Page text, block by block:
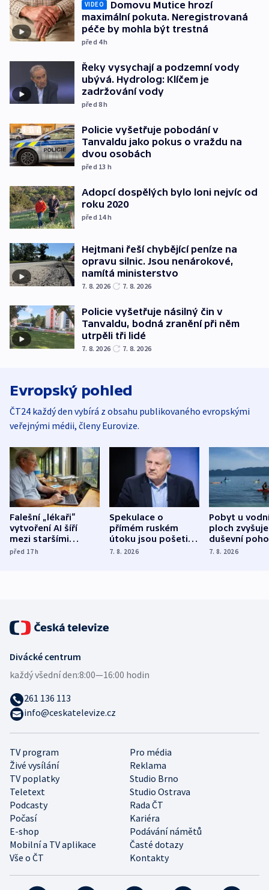
VIDEO
Domovu Mutice hrozí
maximální pokuta. Neregistrovaná
péče by mohla být trestná
před 4h
Řeky vysychají a podzemní vody
ubývá. Hydrolog: Klíčem je
zadržování vody
před 8h
Policie vyšetřuje pobodání v
Tanvaldu jako pokus o vraždu na
dvou osobách
před 13 h
Adopcí dospělých bylo loni nejvíc od
roku 2020
před 14h
Hejtmani řeší chybějící peníze na
opravu silnic. Jsou nenárokové,
namítá ministerstvo
7. 8. 2026 7. 8. 2026
Policie vyšetřuje násilný čin v
Tanvaldu, bodná zranění při něm
utrpěli tři lidé
7. 8. 2026 7. 8. 2026
Evropský pohled
ČT24 každý den vybírá z obsahu publikovaného evropskými
veřejnými médii, členy Eurovize.
Falešní „lékaři“
vytvoření AI šíří
mezi staršími
Poláky nebezpečné
před 17h
Spekulace o
přímém ruském
útoku jsou pošetilé,
míní estonský
7. 8. 2026
Pobyt u
ploch zvyšuje
duševní
ukázala
7. 8. 2026
TV program
Pro média
Živé vysílání
Reklama
TV poplatky
Studio Brno
Teletext
Studio Ostrava
Podcasty
Rada ČT
Počasí
Kariéra
E-shop
Podávání námětů
Mobilní a TV aplikace
Časté dotazy
Vše o ČT
Kontakty
Divácké centrum
každý všední den:8:00—16:00 hodin
261 136 113
info@ceskatelevize.cz